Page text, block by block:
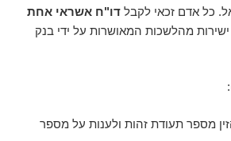
כל אדם זכאי לקבל דו"ח אשראי אחת
ישירות מהלשכות המאושרות על ידי בנק
מספר תעודת זהות ולענות על מספר